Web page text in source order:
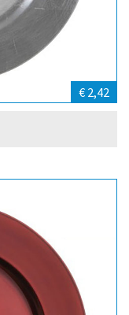
€ 2,42